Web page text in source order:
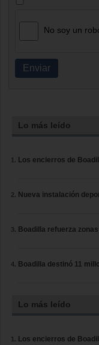
No soy un
Enviar
Lo más leído
Los encierros de
Nueva instalación
Boadilla refuerza
Boadilla destinó 11
Lo más leído
Los encierros de